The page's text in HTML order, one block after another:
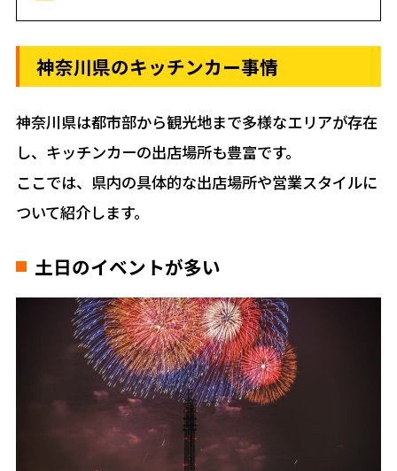
神奈川県のキッチンカー事情
神奈川県は都市部から観光地まで多様なエリアが存在
し、キッチンカーの出店場所も豊富です。
ここでは、県内の具体的な出店場所や営業スタイルに
ついて紹介します。
土日のイベントが多い